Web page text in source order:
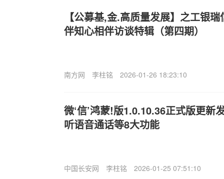
【公募基,金.高质量发展】之工银
伴知心相伴访谈特辑（第四期）
南方网 李柱铭 2026-01-26 18:23:10
微‘信’鸿蒙!版1.0.10.36正式版更新
听语音通话等8大功能
中国长安网 李柱铭 2026-01-25 07:51:10